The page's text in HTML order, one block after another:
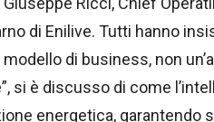
di Enilive. Tutti hanno
di business, non
si è discusso di come
energetica, garantendo